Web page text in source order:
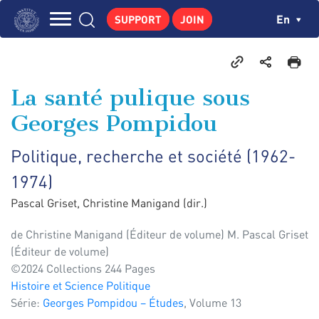
Skip
CENTRE DE RECHERCHES
PUBLICATIONS
NEWS
SUPPORT JOIN En
La santé pulique sous
Georges Pompidou
Politique, recherche et société (1962-
1974)
Pascal Griset, Christine Manigand (dir.)
de Christine Manigand (Éditeur de volume) M. Pascal Griset
(Éditeur de volume)
©2024 Collections 244 Pages
Histoire et Science Politique
Série: Georges Pompidou – Études, Volume 13
Cookies management panel